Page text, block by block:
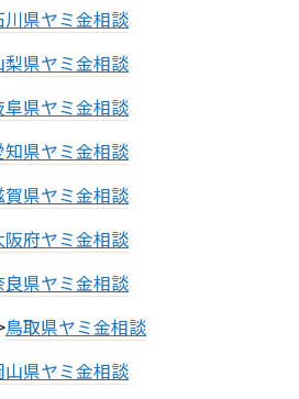
川県ヤミ金相談
梨県ヤミ金相談
阜県ヤミ金相談
知県ヤミ金相談
賀県ヤミ金相談
阪府ヤミ金相談
良県ヤミ金相談
鳥取県ヤミ金相談
山県ヤミ金相談